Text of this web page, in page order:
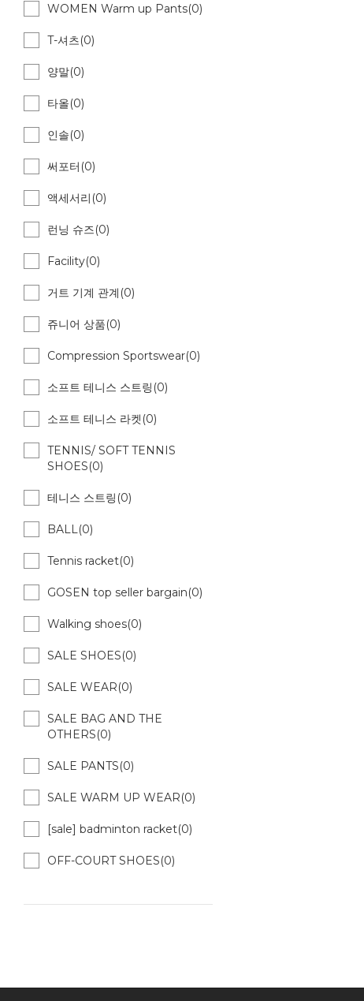
WOMEN Warm up Pants(0)
T-셔츠(0)
양말(0)
타올(0)
인솔(0)
써포터(0)
액세서리(0)
런닝 슈즈(0)
Facility(0)
거트 기계 관계(0)
쥬니어 상품(0)
Compression Sportswear(0)
소프트 테니스 스트링(0)
소프트 테니스 라켓(0)
TENNIS/ SOFT TENNIS
SHOES(0)
테니스 스트링(0)
BALL(0)
Tennis racket(0)
GOSEN top seller bargain(0)
Walking shoes(0)
SALE SHOES(0)
SALE WEAR(0)
SALE BAG AND THE
OTHERS(0)
SALE PANTS(0)
SALE WARM UP WEAR(0)
[sale] badminton racket(0)
OFF-COURT SHOES(0)